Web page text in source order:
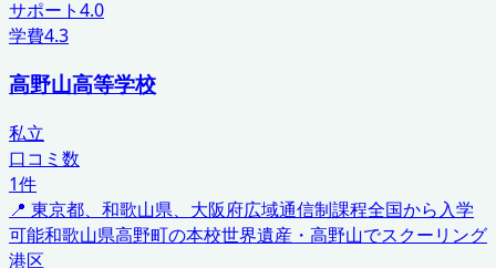
サポート4.0
学費4.3
高野山高等学校
私立
口コミ数
1件
📍 東京都、和歌山県、大阪府広域通信制課程全国から入学
可能和歌山県高野町の本校世界遺産・高野山でスクーリング
港区